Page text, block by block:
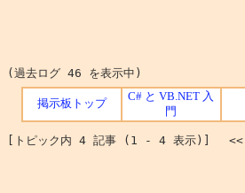
(過去ログ 46 を表示中)
掲示板トップ
C# と VB.NET 入
門
[トピック内 4 記事 (1 - 4 表示)] <<